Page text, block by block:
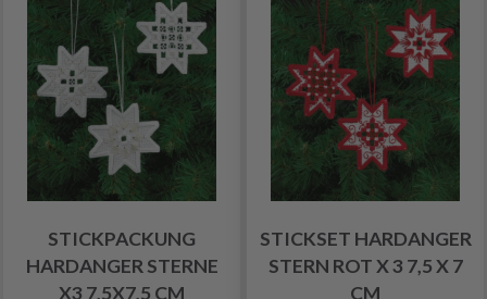
STICKPACKUNG
HARDANGER STERNE
X3 7,5X7,5 CM
STICKSET HARDANGER
STERN ROT X 3 7,5 X 7
CM